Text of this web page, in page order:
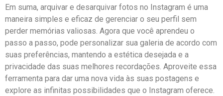
Em suma, arquivar e desarquivar fotos no Instagram é uma
maneira simples e ‍eficaz de gerenciar o seu perfil sem
perder memórias valiosas. Agora que você aprendeu o
passo a ⁢passo, pode‌ personalizar sua galeria de acordo⁣ com
suas preferências, mantendo a estética desejada e a
privacidade das⁢ suas ​melhores recordações. Aproveite essa
ferramenta para dar uma nova vida‍ às suas postagens e‍
explore as ‌infinitas possibilidades que o⁤ Instagram oferece.